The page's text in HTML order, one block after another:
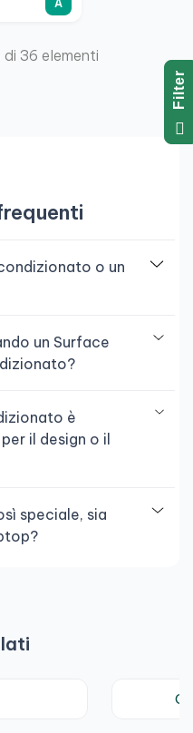
A
36 elementi
o un
un Surface
è
il design o il
speciale, sia
R